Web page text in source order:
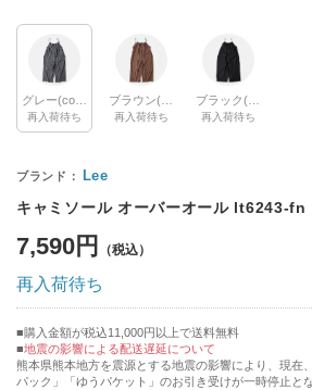
再入荷待ち 再入荷待ち 再入荷待ち
Lee
キャミソール オーバーオール lt6243-fn
7,590円
再入荷待ち
購入金額が税込11,000円以上で送料無料
地震の影響による配送遅延について
熊本県熊本地方を震源とする地震の影響により、現在
パック」「ゆうパケット」のお引き受けが一時停止と